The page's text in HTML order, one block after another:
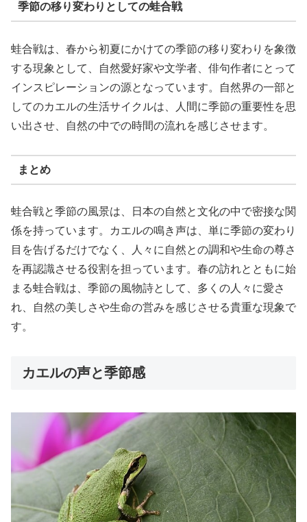
季節の移り変わりとしての蛙合戦
蛙合戦は、春から初夏にかけての季節の移り変わりを象徴
する現象として、自然愛好家や文学者、俳句作者にとって
インスピレーションの源となっています。自然界の一部と
してのカエルの生活サイクルは、人間に季節の重要性を思
い出させ、自然の中での時間の流れを感じさせます。
まとめ
蛙合戦と季節の風景は、日本の自然と文化の中で密接な関
係を持っています。カエルの鳴き声は、単に季節の変わり
目を告げるだけでなく、人々に自然との調和や生命の尊さ
を再認識させる役割を担っています。春の訪れとともに始
まる蛙合戦は、季節の風物詩として、多くの人々に愛さ
れ、自然の美しさや生命の営みを感じさせる貴重な現象で
す。
カエルの声と季節感